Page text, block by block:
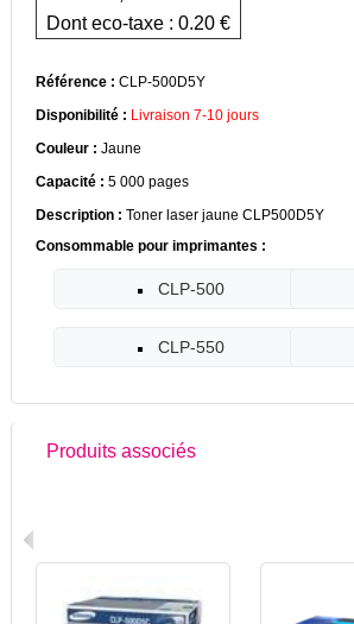
Dont eco-taxe : 0.20 €
Référence : CLP-500D5Y
Disponibilité : Livraison 7-10 jours
Couleur : Jaune
Capacité : 5 000 pages
Description : Toner laser jaune CLP500D5Y
Consommable pour imprimantes :
CLP-500
CLP-550
Produits associés